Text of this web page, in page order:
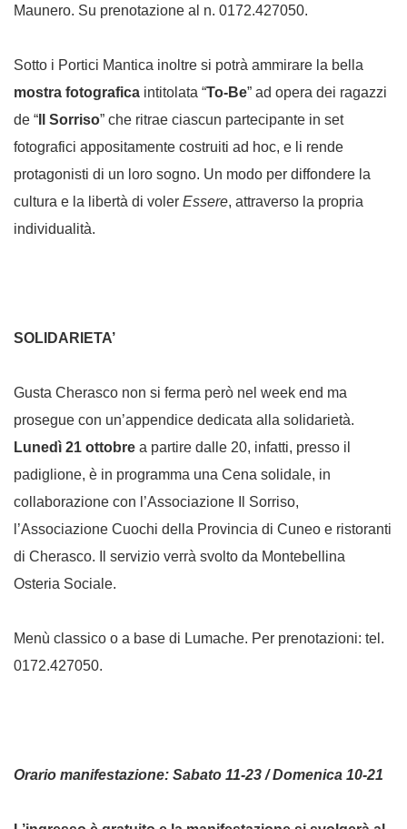
Maunero. Su prenotazione al n. 0172.427050.
Sotto i Portici Mantica inoltre si potrà ammirare la bella
mostra fotografica intitolata “To-Be” ad opera dei ragazzi
de “ Il Sorriso” che ritrae ciascun partecipante in set
fotografici appositamente costruiti ad hoc, e li rende
protagonisti di un loro sogno. Un modo per diffondere la
cultura e la libertà di voler Essere, attraverso la propria
individua­lità.
SOLIDARIETA’
Gusta Cherasco non si ferma però nel week end ma
prosegue con un’appendice dedicata alla solidarietà.
Lunedì 21 ottobre a partire dalle 20, infatti, presso il
padiglione, è in programma una Cena solidale, in
collaborazione con l’Associazione Il Sorriso,
l’Associazione Cuochi della Provincia di Cuneo e ristoranti
di Cherasco. Il servizio verrà svolto da Montebellina
Osteria Sociale.
Menù classico o a base di Lumache. Per prenotazioni: tel.
0172.427050.
Orario manifestazione: Sabato 11-23 / Domenica 10-21